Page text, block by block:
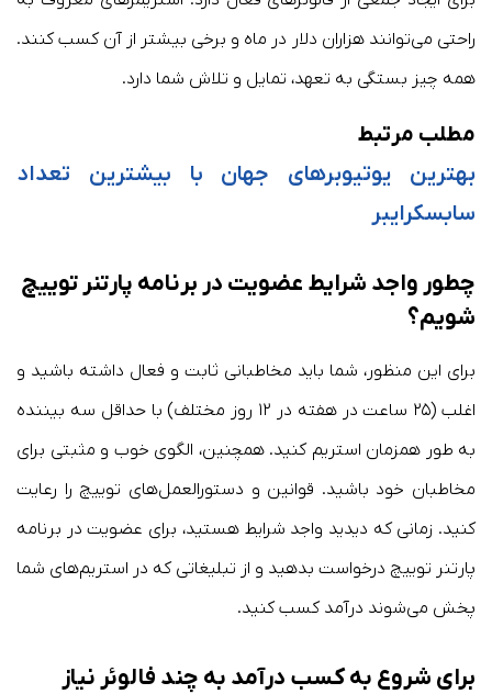
راحتی می‌توانند هزاران دلار در ماه و برخی بیشتر از آن کسب کنند.
همه چیز بستگی به تعهد، تمایل و تلاش شما دارد.
مطلب مرتبط
بهترین یوتیوبرهای جهان با بیشترین تعداد
سابسکرایبر
چطور واجد شرایط عضویت در برنامه پارتنر توییچ
شویم؟
برای این منظور، شما باید مخاطبانی ثابت و فعال داشته باشید و
اغلب (۲۵ ساعت در هفته در ۱۲ روز مختلف) با حداقل سه بیننده
به طور همزمان استریم کنید. همچنین، الگوی خوب و مثبتی برای
مخاطبان خود باشید. قوانین و دستورالعمل‌های توییچ را رعایت
کنید. زمانی که دیدید واجد شرایط هستید، برای عضویت در برنامه
پارتنر توییچ درخواست بدهید و از تبلیغاتی که در استریم‌های شما
پخش می‌شوند درآمد کسب کنید.
برای شروع به کسب درآمد به چند فالوئر نیاز